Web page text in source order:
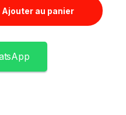
Ajouter au panier